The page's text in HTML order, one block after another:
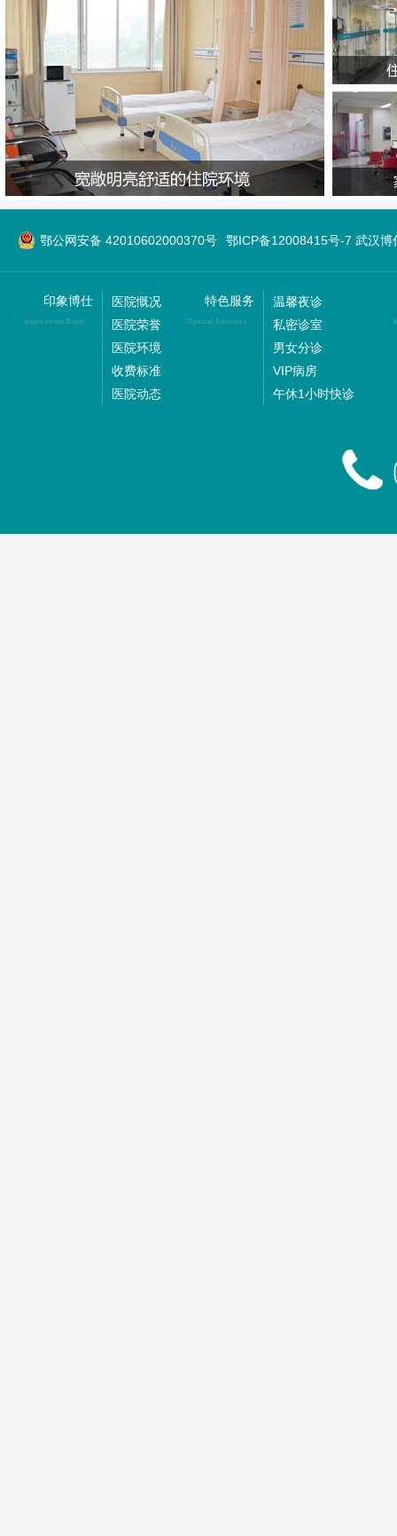
鄂公网安备 42010602000370号 鄂ICP备12008415号-7 武汉
印象博仕
Impression Boshi
医院慨况
医院荣誉
医院环境
收费标准
医院动态
特色服务
Special Services
温馨夜诊
私密诊室
男女分诊
VIP病房
午休1小时快诊